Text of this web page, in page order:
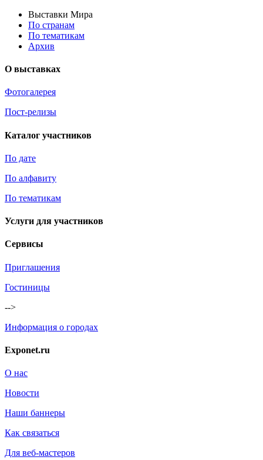
Выставки Мира
По странам
По тематикам
Архив
О выставках
Фотогалерея
Пост-релизы
Каталог участников
По дате
По алфавиту
По тематикам
Услуги для участников
Сервисы
Приглашения
Гостиницы
-->
Информация о городах
Exponet.ru
О нас
Новости
Наши баннеры
Как связаться
Для веб-мастеров